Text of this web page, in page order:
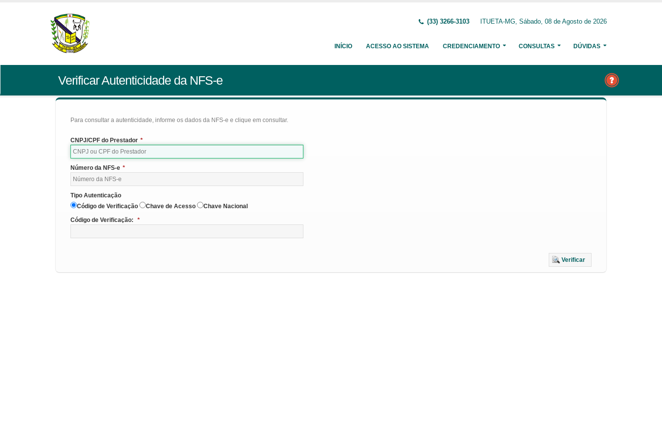
(33) 3266-3103 ITUETA-MG, Sábado, 08 de Agosto de 2026
INÍCIO ACESSO AO SISTEMA CREDENCIAMENTO CONSULTAS DÚVIDAS
Verificar Autenticidade da NFS-e
Para consultar a autenticidade, informe os dados da NFS-e e clique em consultar.
CNPJ/CPF do Prestador *
Número da NFS-e *
Tipo Autenticação
Código de Verificação
Chave de Acesso
Chave Nacional
Código de Verificação:
*
Verificar